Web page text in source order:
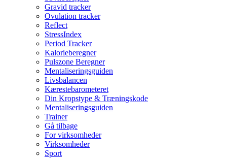
Gravid tracker
Ovulation tracker
Reflect
StressIndex
Period Tracker
Kalorieberegner
Pulszone Beregner
Mentaliseringsguiden
Livsbalancen
Kærestebarometeret
Din Kropstype & Træningskode
Mentaliseringsguiden
Trainer
Gå tilbage
For virksomheder
Virksomheder
Sport